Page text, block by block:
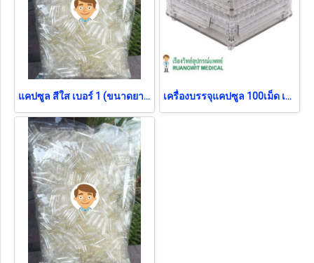
แคปซูล สีใส เบอร์ 1 (ขนาดยา 250 มก.) เครื่องบรรจุแคปซูล 100เม็ด เบอร์ 0 (อะคริลิก)